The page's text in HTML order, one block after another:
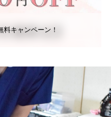
料キャンペーン！